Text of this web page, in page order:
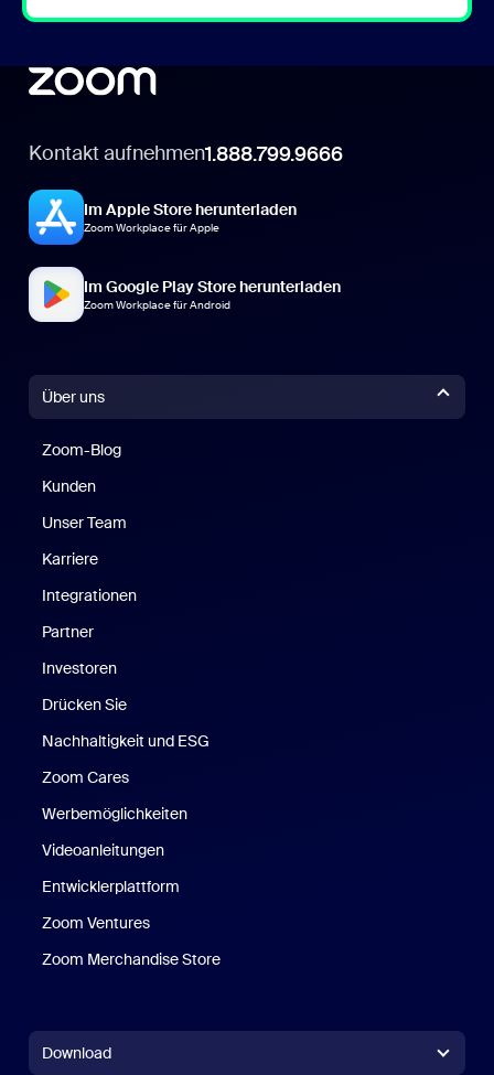
Kontakt aufnehmen1.888.799.9666
Im Apple Store herunterladen
Zoom Workplace für Apple
Im Google Play Store herunterladen
Zoom Workplace für Android
Über uns
Zoom-Blog
Kunden
Unser Team
Karriere
Integrationen
Partner
Investoren
Drücken Sie
Nachhaltigkeit und ESG
Zoom Cares
Werbemöglichkeiten
Videoanleitungen
Entwicklerplattform
Zoom Ventures
Zoom Merchandise Store
Download